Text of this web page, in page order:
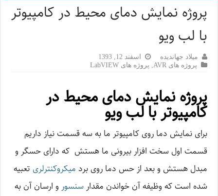
پروژه نمایش دمای محیط در کامپیوتر
با لب ویو
میلاد جهاندیده
اسفند 12, 1393
پروژه های AVR
پروژه های LabVIEW
پروژه نمایش دمای محیط در
کامپیوتر با لب ویو
برای نمایش دما روی کامپیوتر ما به سه قسمت نیاز داریم
قسمت اول سخت افزار بیرونی ما هستش که دارای حسگر و
مبدل هستش و بعد از حس دما روی برد میکروکنترلری تعبیه
شده است که وظیفه آن خواندن مقدارسنسور و ارسان آن به